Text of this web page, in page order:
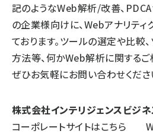
記のようなWeb解析/改善、
の企業様向けに、Webアナリティ
ております。ツールの選定や比較
方法等、何かWeb解析に関するご
ぜひお気軽にお問い合わせくださ
株式会社インテリジェンスビジ
コーポレートサイトはこちら